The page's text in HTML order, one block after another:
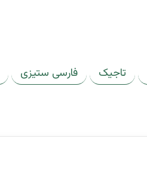
تاجیک فارسی ستیزی